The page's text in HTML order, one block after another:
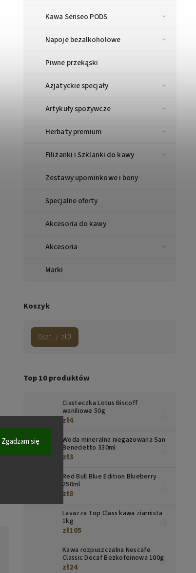
Zgadzam się
Kawa Senseo PODS
Napoje bezalkoholowe
Piwne przekąski
Azjatyckie specjały
Artykuły spożywcze
Herbaty premium
Filiżanki i Szklanki do kawy
Zestawy upominkowe i bony
Specjalne oferty
Akcesoria do kawy
Akcesoria
Marki
Koszyk
0szt. / zł0
Top 10 produktów
Ciasteczka Lotus Biscoff
waniliowe 50g
zł4
Woda mineralna niegazowana San
Benedetto 330ml
zł3
Red Bull Blue Edition Blueberry
250ml
zł8
Lavazza Top Class kawa ziarnista
1kg
zł105
Kawa rozpuszczalna Nescafe
Classic Decaf Bezkofeinowa 100g
zł24